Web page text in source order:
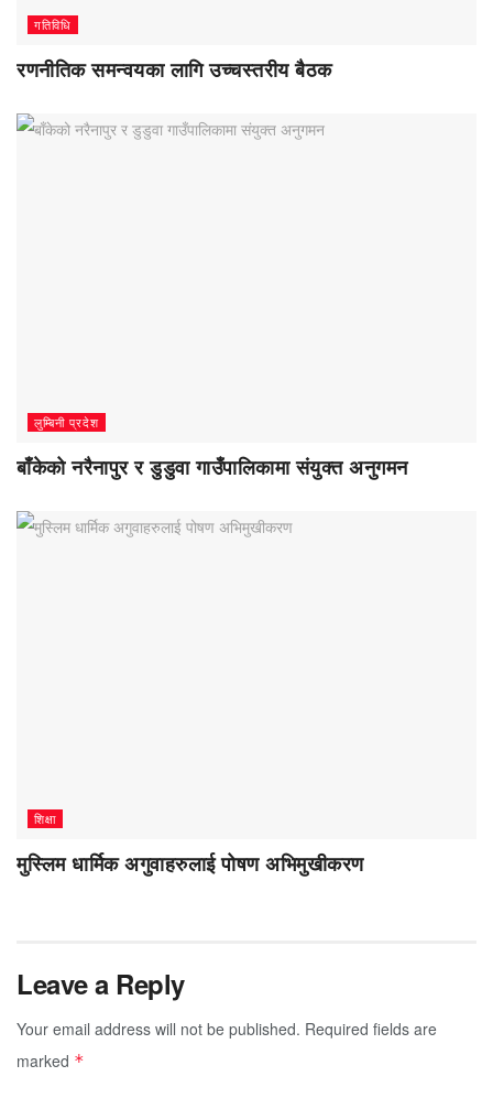
गतिविधि
रणनीतिक समन्वयका लागि उच्चस्तरीय बैठक
लुम्बिनी प्रदेश
बाँकेको नरैनापुर र डुडुवा गाउँपालिकामा संयुक्त अनुगमन
शिक्षा
मुस्लिम धार्मिक अगुवाहरुलाई पोषण अभिमुखीकरण
Leave a Reply
Your email address will not be published. Required fields are
marked *